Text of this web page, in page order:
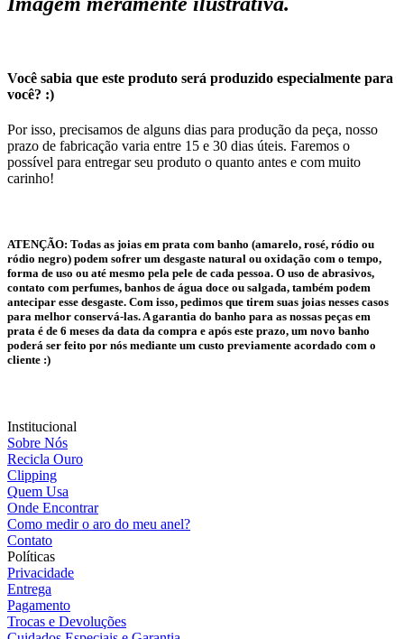
Você sabia que este produto será produzido especialmente para
você? :)
Por isso, precisamos de alguns dias para produção da peça, nosso
prazo de fabricação varia entre 15 e 30 dias úteis. Faremos o
possível para entregar seu produto o quanto antes e com muito
carinho!
ATENÇÃO: Todas as joias em prata com banho (amarelo, rosé, ródio ou
ródio negro) podem sofrer um desgaste natural ou oxidação com o tempo,
forma de uso ou até mesmo pela pele de cada pessoa. O uso de abrasivos,
contato com perfumes, banhos de água doce ou salgada, também podem
antecipar esse desgaste. Com isso, pedimos que tirem suas joias nesses casos
para melhor conservá-las. A garantia do banho para as nossas peças em
prata é de 6 meses da data da compra e após este prazo, um novo banho
poderá ser feito por nós mediante um custo previamente acordado com o
cliente :)
Institucional
Sobre Nós
Recicla Ouro
Clipping
Quem Usa
Onde Encontrar
Como medir o aro do meu anel?
Contato
Políticas
Privacidade
Entrega
Pagamento
Trocas e Devoluções